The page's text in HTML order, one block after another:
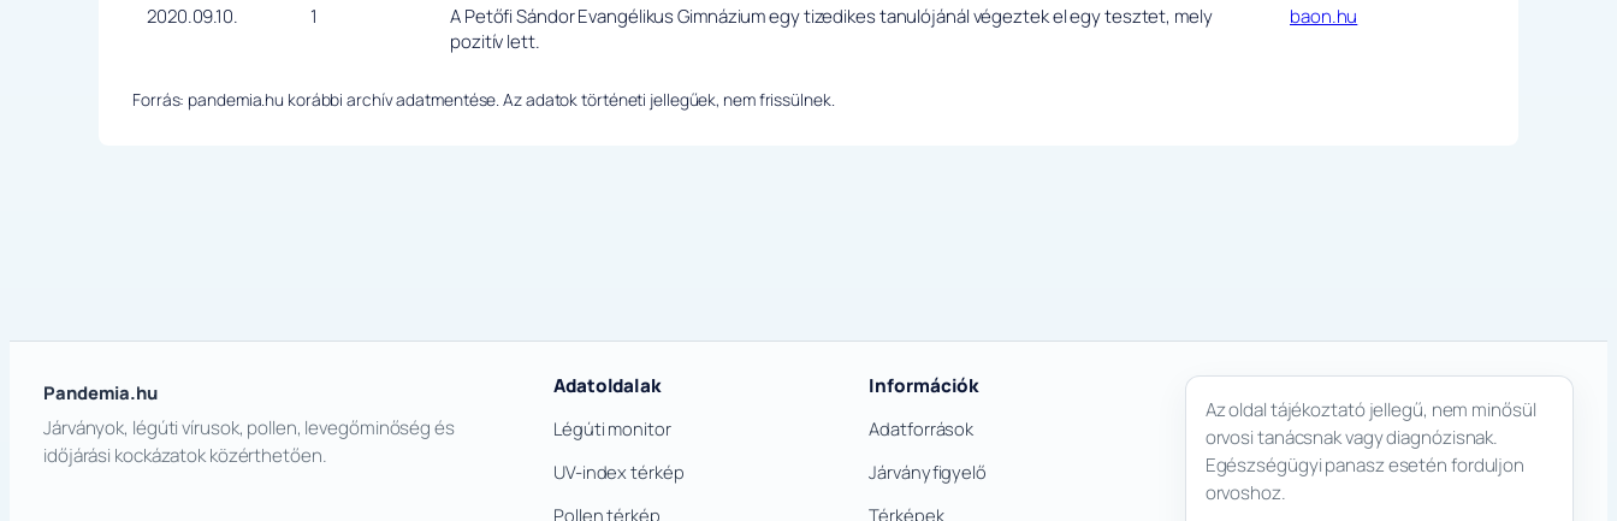
2020.09.10.
1
A Petőfi Sándor Evangélikus Gimnázium egy tizedikes tanulójánál végeztek el egy tesztet, mely
pozitív lett.
baon.hu
Forrás: pandemia.hu korábbi archív adatmentése. Az adatok történeti jellegűek, nem frissülnek.
Pandemia.hu
Járványok, légúti vírusok, pollen, levegőminőség és
időjárási kockázatok közérthetően.
Adatoldalak
Légúti monitor
UV-index térkép
Pollen térkép
Információk
Adatforrások
Járványfigyelő
Térképek
Az oldal tájékoztató jellegű, nem minősül
orvosi tanácsnak vagy diagnózisnak.
Egészségügyi panasz esetén forduljon
orvoshoz.